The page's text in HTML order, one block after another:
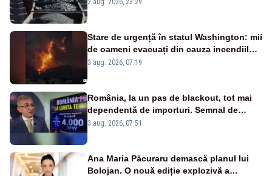
Stare de urgență în statul Washington: mii
de oameni evacuați din cauza incendiilor
puternice de vegetație
3 aug. 2026, 07:19
România, la un pas de blackout, tot mai
dependentă de importuri. Semnal de
alarmă tras de un expert în energie
3 aug. 2026, 07:51
Ana Maria Păcuraru demască planul lui
Bolojan. O nouă ediție explozivă a